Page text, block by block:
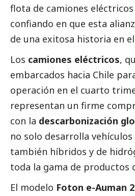
flota de camiones eléctricos
confiando en que esta
de una exitosa historia en
Los camiones eléctricos,
embarcados hacia Chile
operación en el cuarto
representan un firme
con la descarbonización
no solo desarrolla
también híbridos y de
toda la gama de productos
El modelo Foton e-Auman